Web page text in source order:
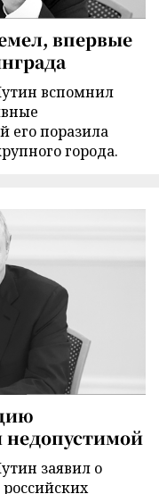
впервые
вспомнил
его поразила
города.
недопустимой
заявил о